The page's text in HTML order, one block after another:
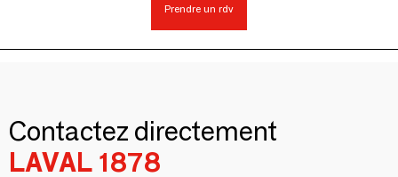
Prendre un rdv
Contactez directement
LAVAL 1878